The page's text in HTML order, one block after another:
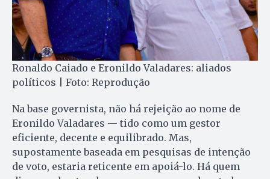
Ronaldo Caiado e Eronildo Valadares: aliados
políticos | Foto: Reprodução
Na base governista, não há rejeição ao nome de
Eronildo Valadares — tido como um gestor
eficiente, decente e equilibrado. Mas,
supostamente baseada em pesquisas de intenção
de voto, estaria reticente em apoiá-lo. Há quem